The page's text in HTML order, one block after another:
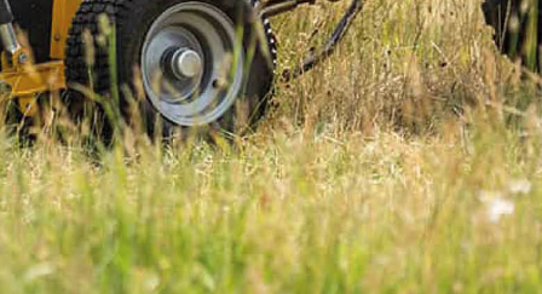
735 kr
Inkl. moms
Ej i lager. För leveransdatum, kontakta en säljare på
0511-242 50.
- +